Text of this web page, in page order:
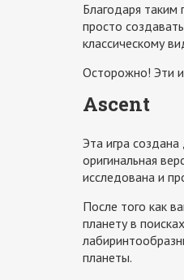
Благодаря
просто
классическому
Осторожно! Эти
Ascent
Эта игра
оригинальная
исследована и
После того как
планету в
планеты.